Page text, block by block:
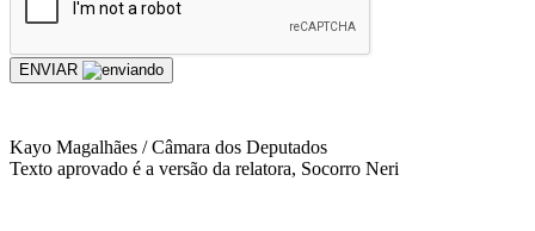
ENVIAR
Kayo Magalhães / Câmara dos Deputados
Texto aprovado é a versão da relatora, Socorro Neri